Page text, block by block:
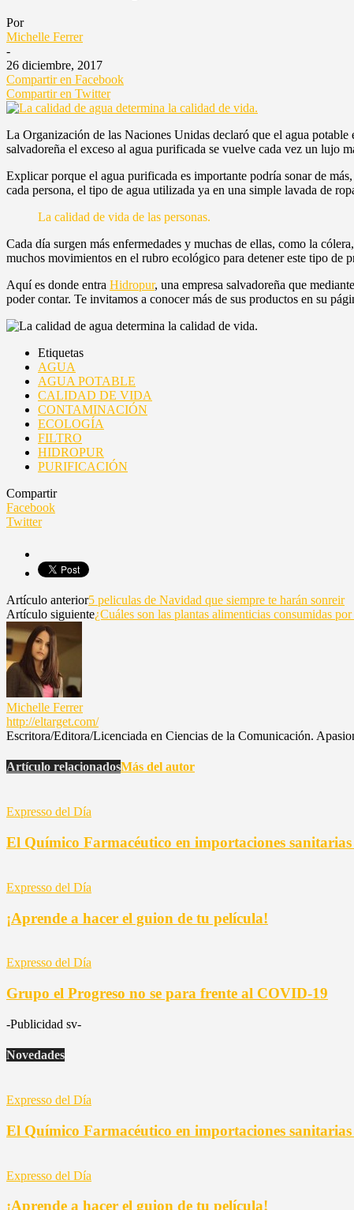
Por
Michelle Ferrer
-
26 diciembre, 2017
Compartir en Facebook
Compartir en Twitter
La Organización de las Naciones Unidas declaró que el agua
salvadoreña el exceso al agua purificada se vuelve cada vez un lujo
Explicar porque el agua purificada es importante podría sonar de
cada persona, el tipo de agua utilizada ya en una simple lavada de
La calidad de vida de las personas.
Cada día surgen más enfermedades y muchas de ellas, como la
muchos movimientos en el rubro ecológico para detener este tipo de
Aquí es donde entra Hidropur, una empresa salvadoreña que
poder contar. Te invitamos a conocer más de sus productos en su
Etiquetas
AGUA
AGUA POTABLE
CALIDAD DE VIDA
CONTAMINACIÓN
ECOLOGÍA
FILTRO
HIDROPUR
PURIFICACIÓN
Compartir
Facebook
Twitter
Artículo anterior5 peliculas de Navidad que siempre te harán sonreir
Artículo siguiente¿Cuáles son las plantas alimenticias consumidas
Michelle Ferrer
http://eltarget.com/
Escritora/Editora/Licenciada en Ciencias de la Comunicación.
Artículo relacionadosMás del autor
Expresso del Día
El Químico Farmacéutico en importaciones
Expresso del Día
¡Aprende a hacer el guion de tu película!
Expresso del Día
Grupo el Progreso no se para frente al COVID-19
-Publicidad sv-
Novedades
Expresso del Día
El Químico Farmacéutico en importaciones
Expresso del Día
¡Aprende a hacer el guion de tu película!